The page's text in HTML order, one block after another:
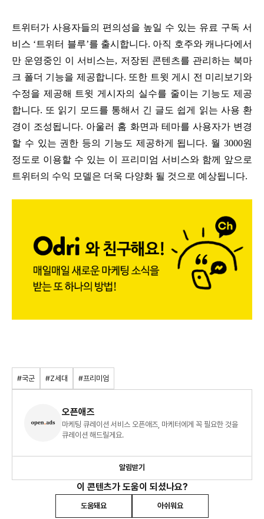
트위터가 사용자들의 편의성을 높일 수 있는 유료 구독 서
비스 ‘트위터 블루’를 출시합니다. 아직 호주와 캐나다에서
만 운영중인 이 서비스는, 저장된 콘텐츠를 관리하는 북마
크 폴더 기능을 제공합니다. 또한 트윗 게시 전 미리보기와
수정을 제공해 트윗 게시자의 실수를 줄이는 기능도 제공
합니다. 또 읽기 모드를 통해서 긴 글도 쉽게 읽는 사용 환
경이 조성됩니다. 아울러 홈 화면과 테마를 사용자가 변경
할 수 있는 권한 등의 기능도 제공하게 됩니다. 월 3000원
정도로 이용할 수 있는 이 프리미엄 서비스와 함께 앞으로
트위터의 수익 모델은 더욱 다양화 될 것으로 예상됩니다.
#국군 #Z세대 #프리미엄
오픈애즈
마케팅 큐레이션 서비스 오픈애즈, 마케터에게 꼭 필요한 것을
큐레이션 해드릴게요.
알림받기
이 콘텐츠가 도움이 되셨나요?
도움돼요 아쉬워요